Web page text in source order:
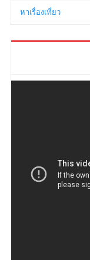
หาเรื่องเที่ยว